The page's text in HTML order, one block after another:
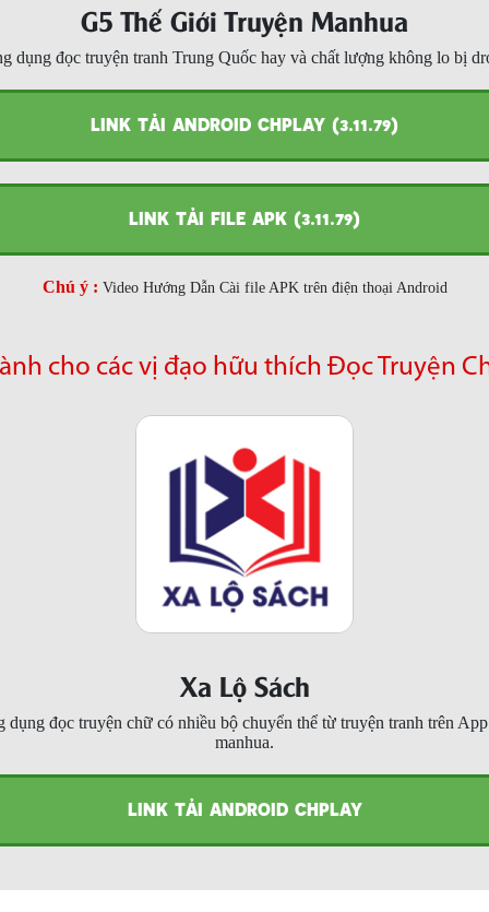
G5 Thế Giới Truyện Manhua
dụng đọc truyện tranh Trung Quốc hay và chất lượng không lo bị
LINK TẢI ANDROID CHPLAY (3.11.79)
LINK TẢI FILE APK (3.11.79)
Chú ý : Video Hướng Dẫn Cài file APK trên điện thoại Android
cho các vị đạo hữu thích Đọc Truyện
Xa Lộ Sách
dụng đọc truyện chữ có nhiều bộ chuyển thể từ truyện tranh trên
manhua.
LINK TẢI ANDROID CHPLAY